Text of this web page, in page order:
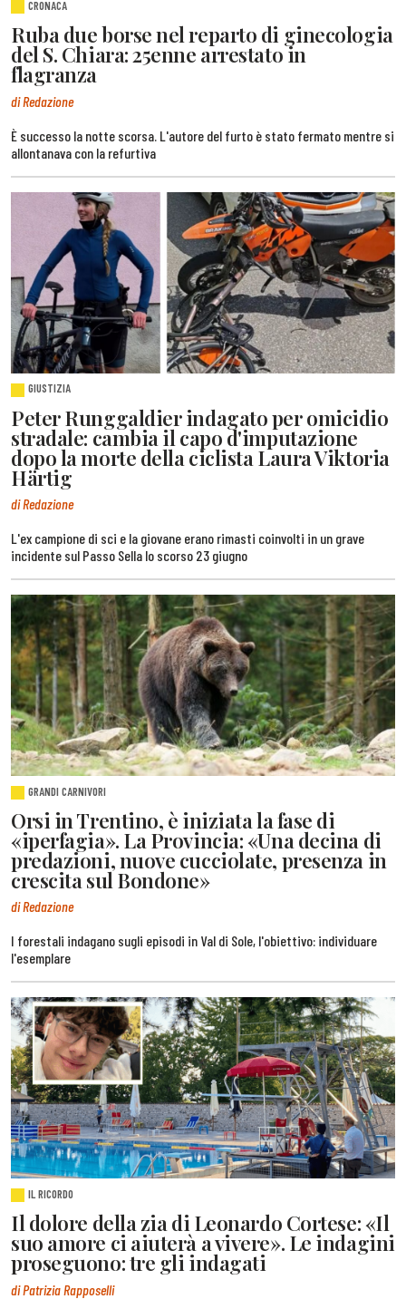
CRONACA
Ruba due borse nel reparto di ginecologia
del S. Chiara: 25enne arrestato in
flagranza
di Redazione
È successo la notte scorsa. L'autore del furto è stato fermato mentre si
allontanava con la refurtiva
GIUSTIZIA
Peter Runggaldier indagato per omicidio
stradale: cambia il capo d'imputazione
dopo la morte della ciclista Laura Viktoria
Härtig
di Redazione
L'ex campione di sci e la giovane erano rimasti coinvolti in un grave
incidente sul Passo Sella lo scorso 23 giugno
GRANDI CARNIVORI
Orsi in Trentino, è iniziata la fase di
«iperfagia». La Provincia: «Una decina di
predazioni, nuove cucciolate, presenza in
crescita sul Bondone»
di Redazione
I forestali indagano sugli episodi in Val di Sole, l'obiettivo: individuare
l'esemplare
IL RICORDO
Il dolore della zia di Leonardo Cortese: «Il
suo amore ci aiuterà a vivere». Le indagini
proseguono: tre gli indagati
di Patrizia Rapposelli